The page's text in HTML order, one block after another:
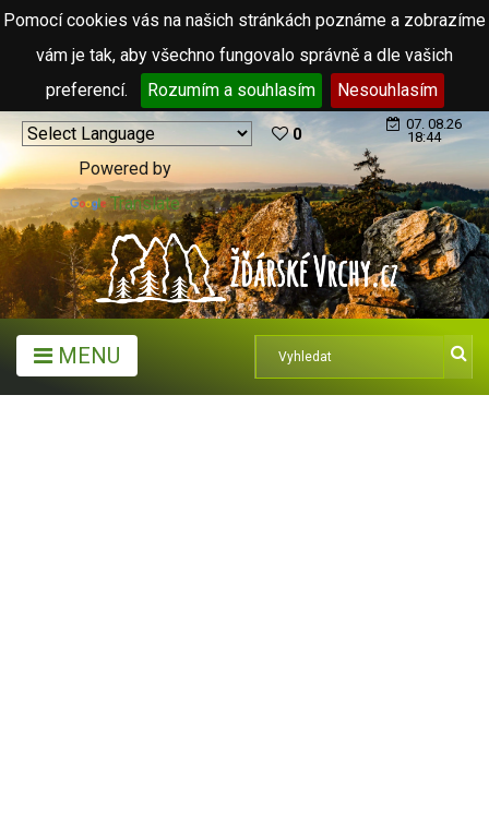
Pomocí cookies vás na našich stránkách poznáme a zobrazíme
vám je tak, aby všechno fungovalo správně a dle vašich
preferencí.
Rozumím a souhlasím Nesouhlasím
Powered by
Translate
0
07. 08.26
18:44
MENU